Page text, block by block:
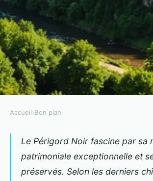
BON PLAN
Que faire en périgord
et découvertes
Accueil›Bon plan
Le Périgord Noir fascine par sa
patrimoniale exceptionnelle et
préservés. Selon les derniers